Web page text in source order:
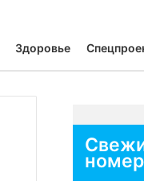
Здоровье
номер